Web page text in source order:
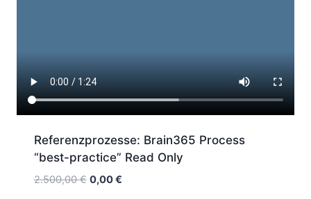
Referenzprozesse: Brain365 Process
“best-practice” Read Only
2.500,00€ Ursprünglicher
0,00€Aktueller